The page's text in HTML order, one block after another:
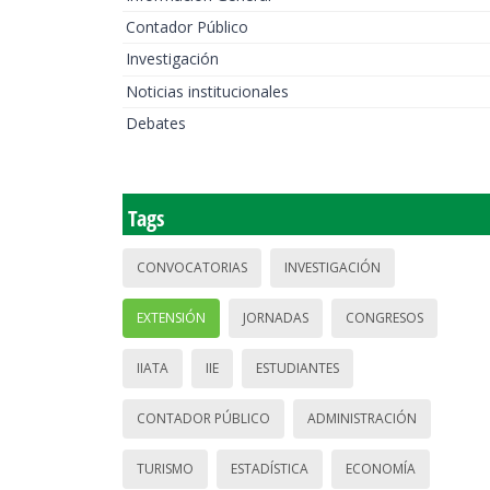
Contador Público
Investigación
Noticias institucionales
Debates
Tags
CONVOCATORIAS INVESTIGACIÓN
EXTENSIÓN JORNADAS CONGRESOS
IIATA IIE ESTUDIANTES
CONTADOR PÚBLICO ADMINISTRACIÓN
TURISMO ESTADÍSTICA ECONOMÍA